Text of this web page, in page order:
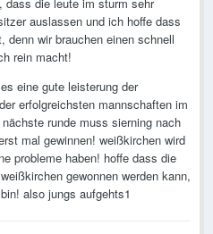
dass die leute im sturm sehr
auslassen und ich hoffe dass
denn wir brauchen einen schnell
rein macht!
eine gute leisterung der
erfolgreichsten mannschaften im
runde muss sierning nach
mal gewinnen! weißkirchen wird
probleme haben! hoffe dass die
gewonnen werden kann,
also jungs aufgehts1